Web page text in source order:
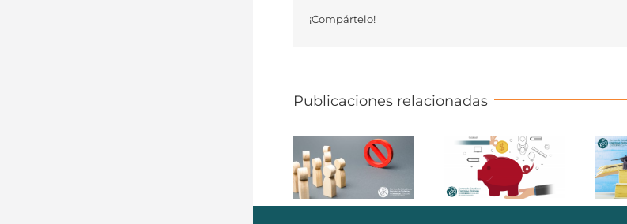
¡Compártelo!
Publicaciones relacionadas